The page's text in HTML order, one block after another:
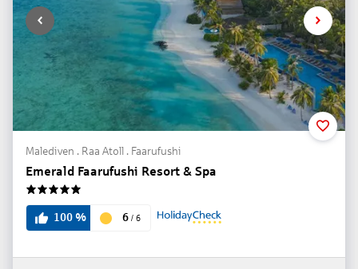
Malediven . Raa Atoll . Faarufushi
Emerald Faarufushi Resort & Spa
100% 6 / 6